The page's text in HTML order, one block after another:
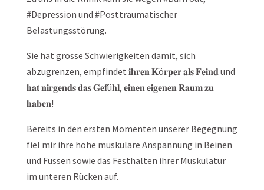
#Depression und #Posttraumatischer
Belastungsstörung.
Sie hat grosse Schwierigkeiten damit, sich
abzugrenzen, empfindet 𝐢𝐡𝐫𝐞𝐧 𝐊ö𝐫𝐩𝐞𝐫 𝐚𝐥𝐬 𝐅𝐞𝐢𝐧𝐝 und
𝐡𝐚𝐭 𝐧𝐢𝐫𝐠𝐞𝐧𝐝𝐬 𝐝𝐚𝐬 𝐆𝐞𝐟ü𝐡𝐥, 𝐞𝐢𝐧𝐞𝐧 𝐞𝐢𝐠𝐞𝐧𝐞𝐧 𝐑𝐚𝐮𝐦 𝐳𝐮
𝐡𝐚𝐛𝐞𝐧!
Bereits in den ersten Momenten unserer Begegnung
fiel mir ihre hohe muskuläre Anspannung in Beinen
und Füssen sowie das Festhalten ihrer Muskulatur
im unteren Rücken auf.